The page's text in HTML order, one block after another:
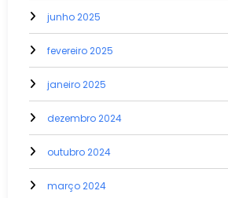
junho 2025
fevereiro 2025
janeiro 2025
dezembro 2024
outubro 2024
março 2024